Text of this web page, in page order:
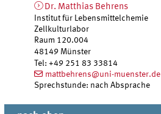
Dr. Matthias Behrens
Institut für Lebensmittelchemie
Zellkulturlabor
Raum 120.004
48149 Münster
Tel:+49 251 83 33814
mattbehrens@uni-muenster.de
Sprechstunde: nach Absprache